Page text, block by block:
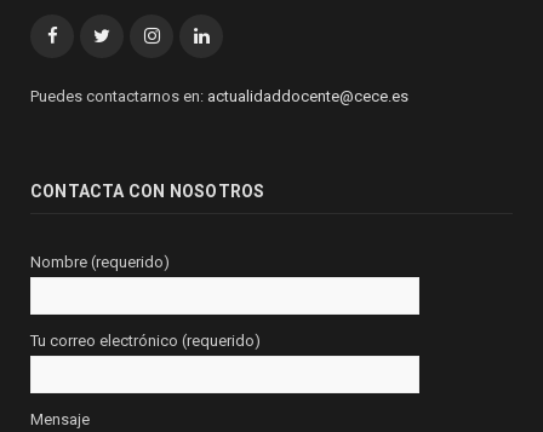
FacebookTwitterInstagramLinkedin
Puedes contactarnos en: actualidaddocente@cece.es
CONTACTA CON NOSOTROS
Nombre (requerido)
Tu correo electrónico (requerido)
Mensaje